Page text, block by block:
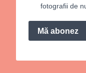
fotografii de
Mă abonez